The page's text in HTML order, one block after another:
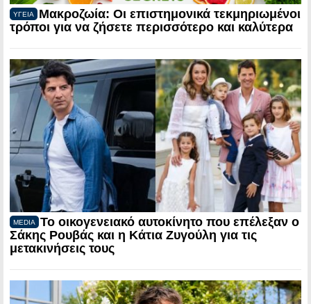
ΥΓΕΙΑ
Μακροζωία: Οι επιστημονικά τεκμηριωμένοι
τρόποι για να ζήσετε περισσότερο και καλύτερα
MEDIA
Το οικογενειακό αυτοκίνητο που επέλεξαν ο
Σάκης Ρουβάς και η Κάτια Ζυγούλη για τις
μετακινήσεις τους